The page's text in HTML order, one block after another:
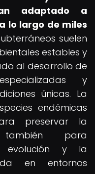
adaptado a
lo largo de miles
suelen
estables y
al desarrollo de
y
únicas. La
endémicas
preservar la
para
evolución y la
en entornos